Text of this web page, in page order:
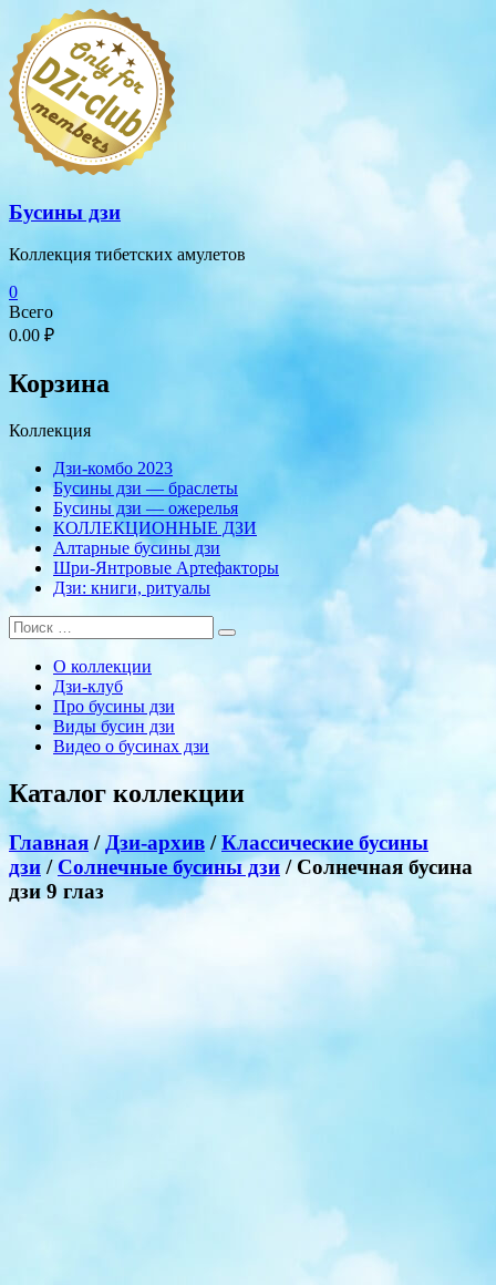
Перейти
содержимому
Бусины дзи
Коллекция тибетских амулетов
0
Всего
0.00 ₽
Корзина
Коллекция
Дзи-комбо 2023
Бусины дзи — браслеты
Бусины дзи — ожерелья
КОЛЛЕКЦИОННЫЕ ДЗИ
Алтарные бусины дзи
Шри-Янтровые Артефакторы
Дзи: книги, ритуалы
О коллекции
Дзи-клуб
Про бусины дзи
Виды бусин дзи
Видео о бусинах дзи
Каталог коллекции
Главная /Дзи-архив /Классические бусины
дзи / Солнечные бусины дзи/ Солнечная бусина
дзи 9 глаз